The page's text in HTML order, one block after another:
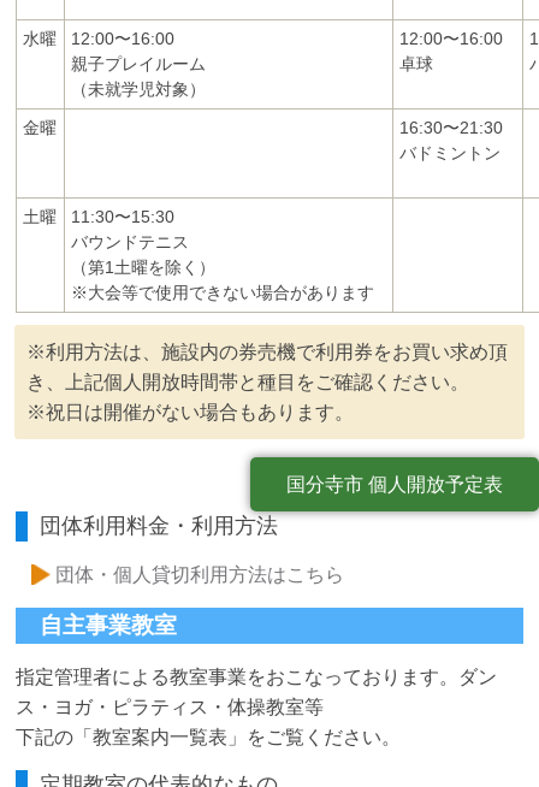
水曜
12:00〜16:00
親子プレイルーム
（未就学児対象）
12:00〜16:00
卓球
金曜
16:30〜21:30
バドミントン
土曜
11:30〜15:30
バウンドテニス
（第1土曜を除く）
※大会等で使用できない場合があります
※利用方法は、施設内の券売機で利用券をお買い求め頂
き、上記個人開放時間帯と種目をご確認ください。
※祝日は開催がない場合もあります。
国分寺市 個人開放予定表
団体利用料金・利用方法
団体・個人貸切利用方法はこちら
自主事業教室
指定管理者による教室事業をおこなっております。ダン
ス・ヨガ・ピラティス・体操教室等
下記の「教室案内一覧表」をご覧ください。